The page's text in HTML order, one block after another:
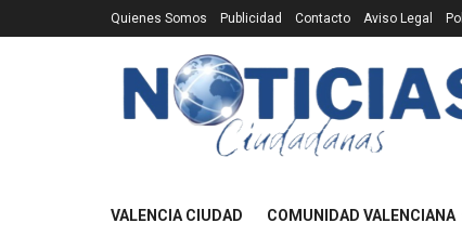
Quienes Somos Publicidad Contacto Aviso Legal
VALENCIA CIUDAD COMUNIDAD VALENCIANA